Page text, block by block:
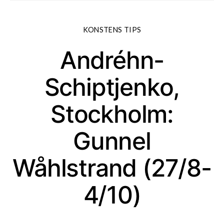
KONSTENS TIPS
Andréhn-
Schiptjenko,
Stockholm:
Gunnel
Wåhlstrand (27/8-
4/10)